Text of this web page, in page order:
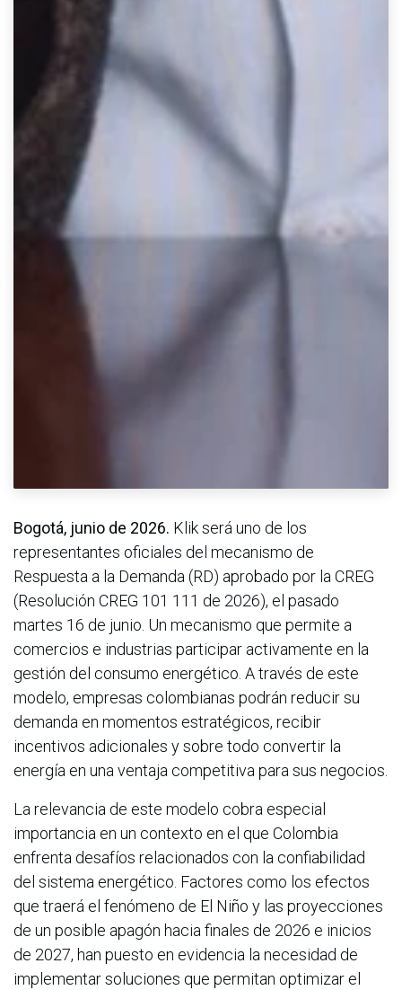
Bogotá, junio de 2026. Klik será uno de los
representantes oficiales del mecanismo de
Respuesta a la Demanda (RD) aprobado por la CREG
(Resolución CREG 101 111 de 2026), el pasado
martes 16 de junio. Un mecanismo que permite a
comercios e industrias participar activamente en la
gestión del consumo energético. A través de este
modelo, empresas colombianas podrán reducir su
demanda en momentos estratégicos, recibir
incentivos adicionales y sobre todo convertir la
energía en una ventaja competitiva para sus negocios.
La relevancia de este modelo cobra especial
importancia en un contexto en el que Colombia
enfrenta desafíos relacionados con la confiabilidad
del sistema energético. Factores como los efectos
que traerá el fenómeno de El Niño y las proyecciones
de un posible apagón hacia finales de 2026 e inicios
de 2027, han puesto en evidencia la necesidad de
implementar soluciones que permitan optimizar el